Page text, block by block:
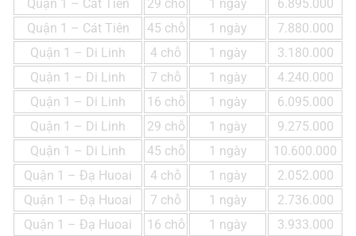
Quận 1 – Cát Tiên
29 chỗ 1 ngày
6.895.000
Quận 1 – Cát Tiên
45 chỗ 1 ngày
7.880.000
Quận 1 – Di Linh
4 chỗ 1 ngày
3.180.000
Quận 1 – Di Linh
7 chỗ 1 ngày
4.240.000
Quận 1 – Di Linh
16 chỗ 1 ngày
6.095.000
Quận 1 – Di Linh
29 chỗ 1 ngày
9.275.000
Quận 1 – Di Linh
45 chỗ 1 ngày
10.600.000
Quận 1 – Đạ Huoai
4 chỗ 1 ngày
2.052.000
Quận 1 – Đạ Huoai
7 chỗ 1 ngày
2.736.000
Quận 1 – Đạ Huoai
16 chỗ 1 ngày
3.933.000